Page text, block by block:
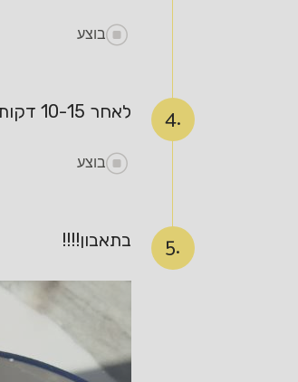
בוצע
4. לאחר 10-15 דקות נוציא את תפוחי האדמה, נפזר מעל מלח אם חסר, מלא פטרוזיליה קצוצה ופרמזן אם רוצים
בוצע
5. בתאבון!!!!